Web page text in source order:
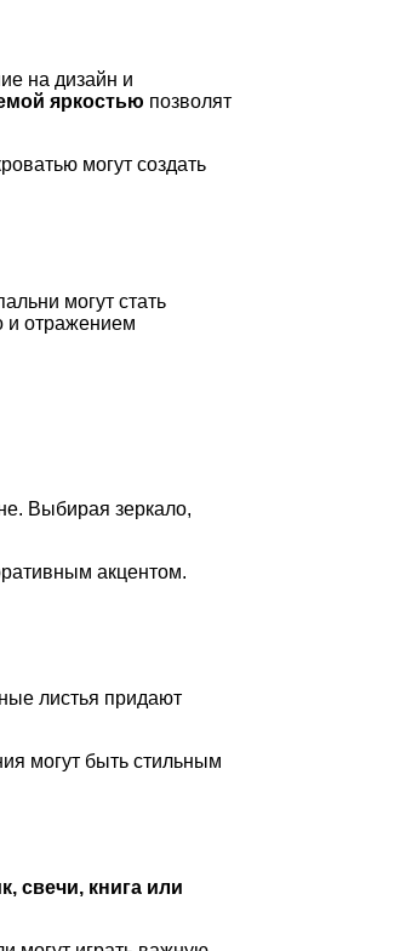
на дизайн и
яркостью позволят
могут создать
могут стать
и отражением
Выбирая зеркало,
акцентом.
листья придают
могут быть стильным
свечи, книга или